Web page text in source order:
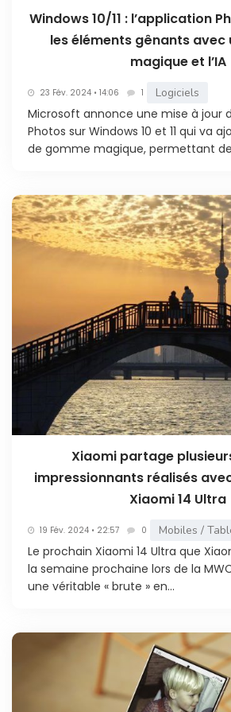
Windows 10/11 : l’application
les éléments gênants avec
magique et l’IA
23 Fév. 2024 • 14:06 1 Logiciels
Microsoft annonce une mise à jour
Photos sur Windows 10 et 11 qui va
de gomme magique, permettant
Xiaomi partage
impressionnants réalisés
Xiaomi 14 Ultra
19 Fév. 2024 • 22:57 0 Mobiles /
Le prochain Xiaomi 14 Ultra que
la semaine prochaine lors de la
une véritable « brute » en...